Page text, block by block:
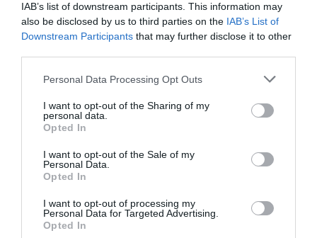
IAB’s list of downstream participants. This information may
also be disclosed by us to third parties on the IAB’s List of
Downstream Participants that may further disclose it to other
Personal Data Processing Opt Outs
I want to opt-out of the Sharing of my
personal data.
Opted In
I want to opt-out of the Sale of my
Personal Data.
Opted In
I want to opt-out of processing my
Personal Data for Targeted Advertising.
Opted In